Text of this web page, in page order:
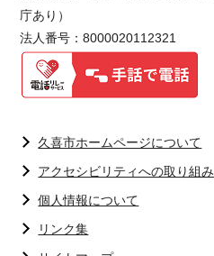
庁あり）
法人番号：8000020112321
久喜市ホームページについて
アクセシビリティへの取り組み
個人情報について
リンク集